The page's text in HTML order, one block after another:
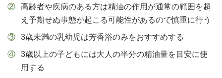
高齢者や疾病のある方は精油の作用が通常の範囲を超
え予期せぬ事態が起こる可能性があるので慎重に行う
3歳未満の乳幼児は芳香浴のみをおすすめする
3歳以上の子どもには大人の半分の精油量を目安に使
用する